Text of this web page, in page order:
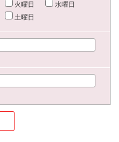
火曜日
水曜日
土曜日